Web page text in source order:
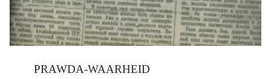
naar huis en er wordt onophoudelijk
gebeden voor de vrijheid en het
welzijn van Litouwen, "ons met bloed
PRAWDA-WAARHEID